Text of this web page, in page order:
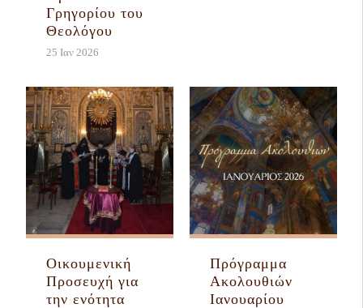
Γρηγορίου του
Θεολόγου
25 Ιαν 2026
Οικουμενική
Προσευχή για
την ενότητα
Πρόγραμμα
Ακολουθιών
Ιανουαρίου